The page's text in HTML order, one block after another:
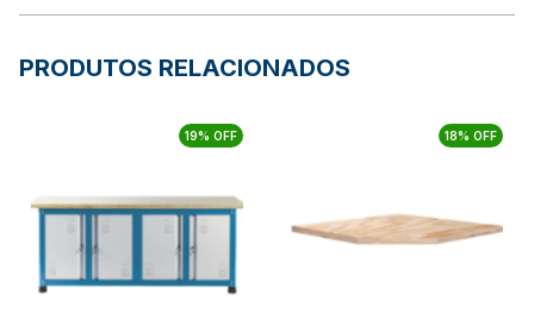
PRODUTOS RELACIONADOS
19% OFF 18% OFF